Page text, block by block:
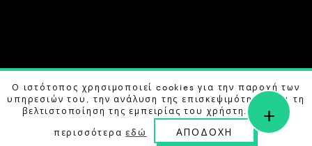
COPYRIGHT © 2026 αθηΝΕΑ, ALL RIGHTS RESERVED.
DESIGN BY G DESIGN STUDIO. DEVELOPED BYB LABS
Ο ιστότοπος χρησιμοποιεί cookies για την παροχή των
υπηρεσιών του, την ανάλυση της επισκεψιμότητας και τη
βελτιστοποίηση της εμπειρίας του χρήστη. Μάθετε
περισσότεραεδώ ΑΠΟΔΟΧΗ
+